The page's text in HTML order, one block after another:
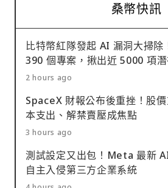
桑幣快訊
比特幣紅隊發起 AI 漏洞大掃除
390 個專案，揪出近 5000 項
2 hours ago
SpaceX 財報公布後重挫！股
本支出、解禁賣壓成焦點
3 hours ago
測試設定又出包！Meta 最新
自主入侵第三方企業系統